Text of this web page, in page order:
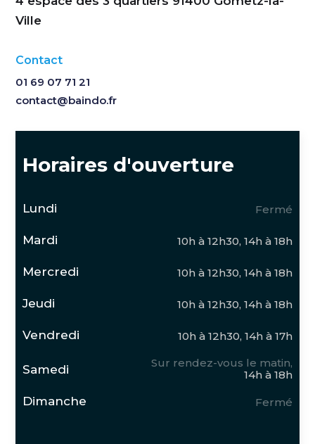
Ville
Contact
01 69 07 71 21
contact@baindo.fr
Horaires d'ouverture
Lundi Fermé
Mardi 10h à 12h30, 14h à 18h
Mercredi 10h à 12h30, 14h à 18h
Jeudi 10h à 12h30, 14h à 18h
Vendredi 10h à 12h30, 14h à 17h
Samedi
Sur rendez-vous le matin,
14h à 18h
Dimanche Fermé